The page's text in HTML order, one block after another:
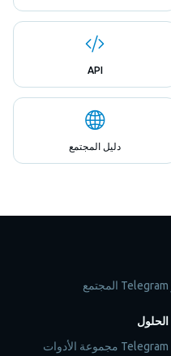
API
دليل المجتمع
الحلول
Telegram مجموعة الأدوات